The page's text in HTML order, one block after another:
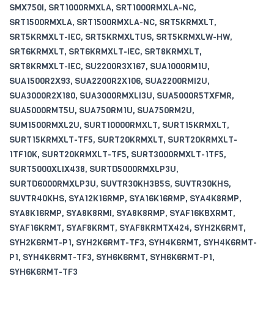
SMX750I, SRT1000RMXLA, SRT1000RMXLA-NC,
SRT1500RMXLA, SRT1500RMXLA-NC, SRT5KRMXLT,
SRT5KRMXLT-IEC, SRT5KRMXLTUS, SRT5KRMXLW-HW,
SRT6KRMXLT, SRT6KRMXLT-IEC, SRT8KRMXLT,
SRT8KRMXLT-IEC, SU2200R3X167, SUA1000RM1U,
SUA1500R2X93, SUA2200R2X106, SUA2200RMI2U,
SUA3000R2X180, SUA3000RMXLI3U, SUA5000R5TXFMR,
SUA5000RMT5U, SUA750RM1U, SUA750RM2U,
SUM1500RMXL2U, SURT10000RMXLT, SURT15KRMXLT,
SURT15KRMXLT-TF5, SURT20KRMXLT, SURT20KRMXLT-
1TF10K, SURT20KRMXLT-TF5, SURT3000RMXLT-1TF5,
SURT5000XLIX438, SURTD5000RMXLP3U,
SURTD6000RMXLP3U, SUVTR30KH3B5S, SUVTR30KHS,
SUVTR40KHS, SYA12K16RMP, SYA16K16RMP, SYA4K8RMP,
SYA8K16RMP, SYA8K8RMI, SYA8K8RMP, SYAF16KBXRMT,
SYAF16KRMT, SYAF8KRMT, SYAF8KRMTX424, SYH2K6RMT,
SYH2K6RMT-P1, SYH2K6RMT-TF3, SYH4K6RMT, SYH4K6RMT-
P1, SYH4K6RMT-TF3, SYH6K6RMT, SYH6K6RMT-P1,
SYH6K6RMT-TF3